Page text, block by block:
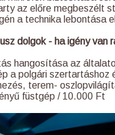
az előre megbeszélt
a technika lebontása
dolgok - ha igény van
hangosítása az
a polgári szertartáshoz
terem-
füstgép / 10.000 Ft